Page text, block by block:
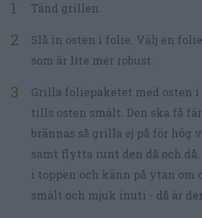
Tänd grillen.
Slå in osten i folie. Välj en
som är lite mer robust.
Grilla foliepaketet med osten i
tills osten smält. Den ska få
brännas så grilla ej på för hög
samt flytta runt den då och
i toppen och känn på ytan om
smält och mjuk inuti - då är